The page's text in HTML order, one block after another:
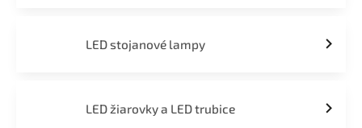
LED stojanové lampy
LED žiarovky a LED trubice